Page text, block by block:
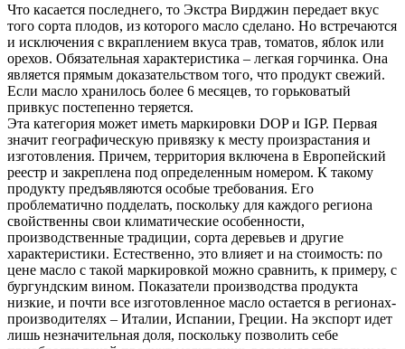
Что касается последнего, то Экстра Вирджин передает вкус
того сорта плодов, из которого масло сделано. Но встречаются
и исключения с вкраплением вкуса трав, томатов, яблок или
орехов. Обязательная характеристика – легкая горчинка. Она
является прямым доказательством того, что продукт свежий.
Если масло хранилось более 6 месяцев, то горьковатый
привкус постепенно теряется.
Эта категория может иметь маркировки DOP и IGP. Первая
значит географическую привязку к месту произрастания и
изготовления. Причем, территория включена в Европейский
реестр и закреплена под определенным номером. К такому
продукту предъявляются особые требования. Его
проблематично подделать, поскольку для каждого региона
свойственны свои климатические особенности,
производственные традиции, сорта деревьев и другие
характеристики. Естественно, это влияет и на стоимость: по
цене масло с такой маркировкой можно сравнить, к примеру, с
бургундским вином. Показатели производства продукта
низкие, и почти все изготовленное масло остается в регионах-
производителях – Италии, Испании, Греции. На экспорт идет
лишь незначительная доля, поскольку позволить себе